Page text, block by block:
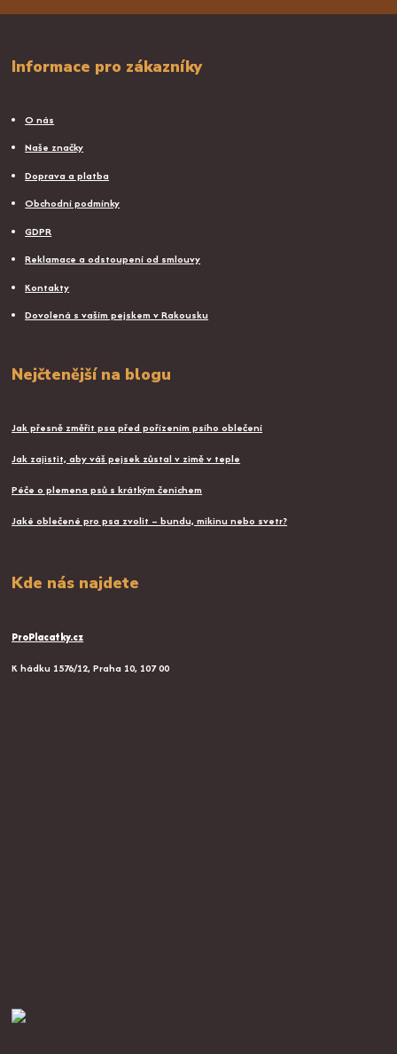
Informace pro zákazníky
O nás
Naše značky
Doprava a platba
Obchodní podmínky
GDPR
Reklamace a odstoupení od smlouvy
Kontakty
Dovolená s vaším pejskem v Rakousku
Nejčtenější na blogu
Jak přesně změřit psa před pořízením psího oblečení
Jak zajistit, aby váš pejsek zůstal v zimě v teple
Péče o plemena psů s krátkým čenichem
Jaké oblečené pro psa zvolit – bundu, mikinu nebo svetr?
Kde nás najdete
ProPlacatky.cz
K hádku 1576/12, Praha 10, 107 00